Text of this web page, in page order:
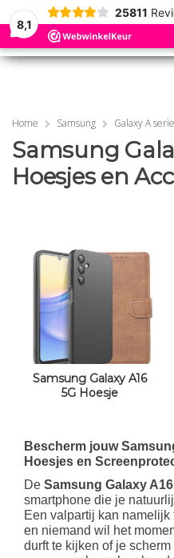
8,1
25811
MENU
MENU
Home Samsung Galaxy A serie
Samsung
Hoesjes en
Samsung Galaxy A16
5G Hoesje
Bescherm jouw
Hoesjes en
De Samsung Galaxy
smartphone die je
Een valpartij kan
en niemand wil het
durft te kijken of je